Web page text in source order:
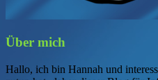
Über mich
Hallo, ich bin Hannah und